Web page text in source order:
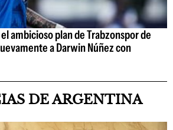
ambicioso plan de Trabzonspor de
a Darwin Núñez con
DE ARGENTINA